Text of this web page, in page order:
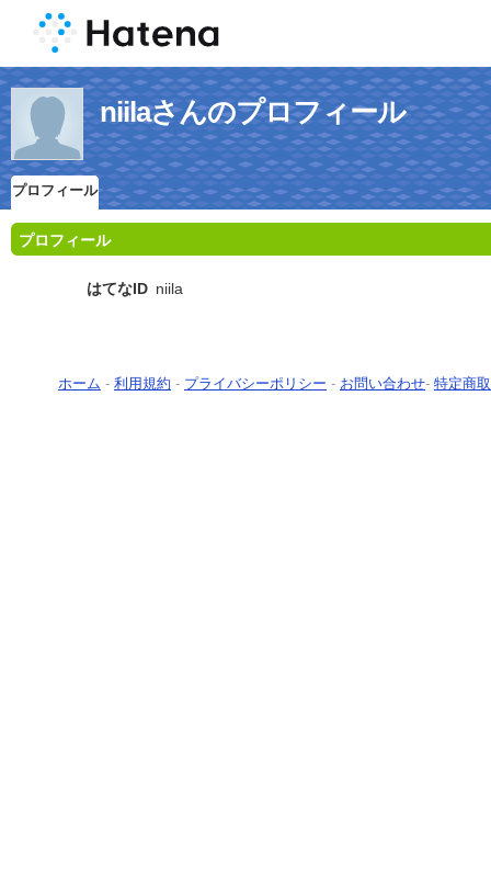
niilaさんのプロフィール
プロフィール
プロフィール
はてなID niila
ホーム - 利用規約 - プライバシーポリシー - お問い合わせ- 特定商